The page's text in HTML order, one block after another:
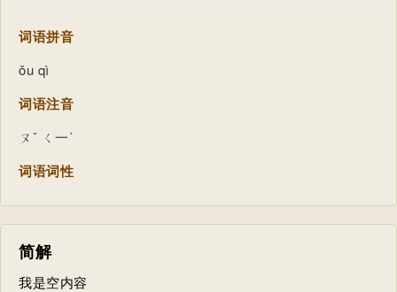
词语拼音
ǒu qì
词语注音
ㄡˇ ㄑ一ˋ
词语词性
简解
我是空内容